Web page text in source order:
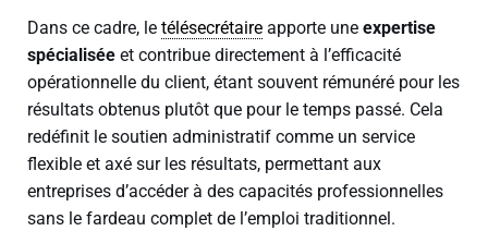
Dans ce cadre, le télésecrétaire apporte une expertise
spécialisée et contribue directement à l’efficacité
opérationnelle du client, étant souvent rémunéré pour les
résultats obtenus plutôt que pour le temps passé. Cela
redéfinit le soutien administratif comme un service
flexible et axé sur les résultats, permettant aux
entreprises d’accéder à des capacités professionnelles
sans le fardeau complet de l’emploi traditionnel.